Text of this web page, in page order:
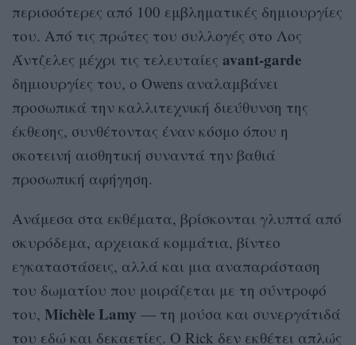
περισσότερες από 100 εμβληματικές δημιουργίες
του. Από τις πρώτες του συλλογές στο Λος
Άντζελες μέχρι τις τελευταίες avant-garde
δημιουργίες του, ο Owens αναλαμβάνει
προσωπικά την καλλιτεχνική διεύθυνση της
έκθεσης, συνθέτοντας έναν κόσμο όπου η
σκοτεινή αισθητική συναντά την βαθιά
προσωπική αφήγηση.
Ανάμεσα στα εκθέματα, βρίσκονται γλυπτά από
σκυρόδεμα, αρχειακά κομμάτια, βίντεο
εγκαταστάσεις, αλλά και μια αναπαράσταση
του δωματίου που μοιράζεται με τη σύντροφό
του, Michèle Lamy — τη μούσα και συνεργάτιδά
του εδώ και δεκαετίες. Ο Rick δεν εκθέτει απλώς